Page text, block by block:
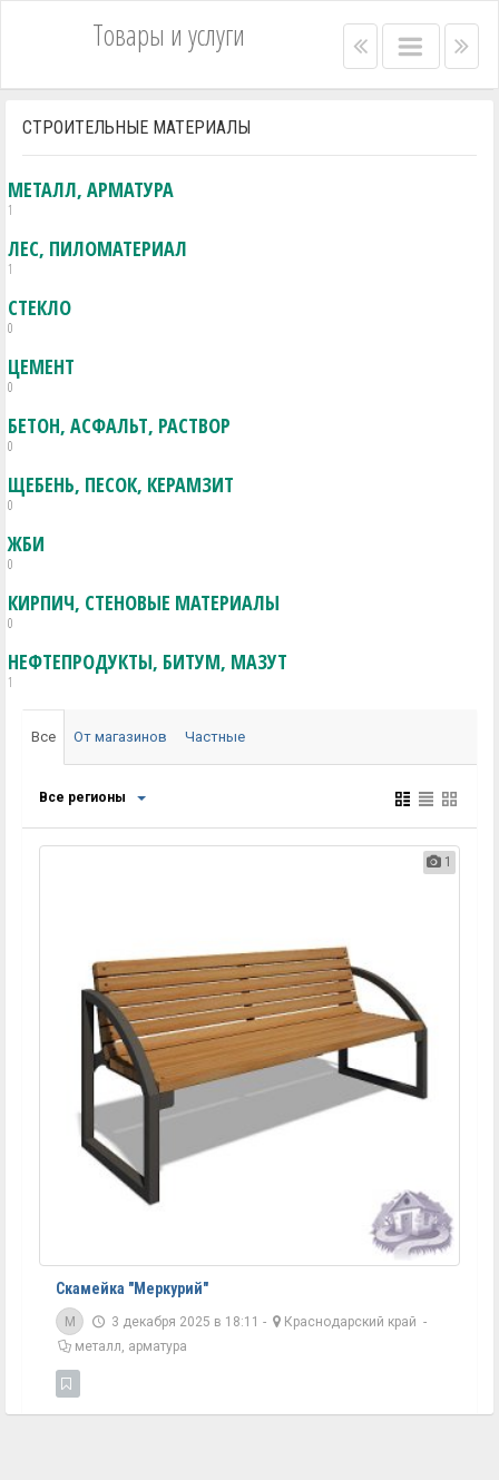
Товары и услуги Left
bar
Main
menu
Right
menu
bar
СТРОИТЕЛЬНЫЕ МАТЕРИАЛЫ
МЕТАЛЛ, АРМАТУРА
1
ЛЕС, ПИЛОМАТЕРИАЛ
1
СТЕКЛО
0
ЦЕМЕНТ
0
БЕТОН, АСФАЛЬТ, РАСТВОР
0
ЩЕБЕНЬ, ПЕСОК, КЕРАМЗИТ
0
ЖБИ
0
КИРПИЧ, СТЕНОВЫЕ МАТЕРИАЛЫ
0
НЕФТЕПРОДУКТЫ, БИТУМ, МАЗУТ
1
Все От магазинов Частные
Все регионы
1
Скамейка "Меркурий"
M 3 декабря 2025 в 18:11 - Краснодарский край -
металл, арматура